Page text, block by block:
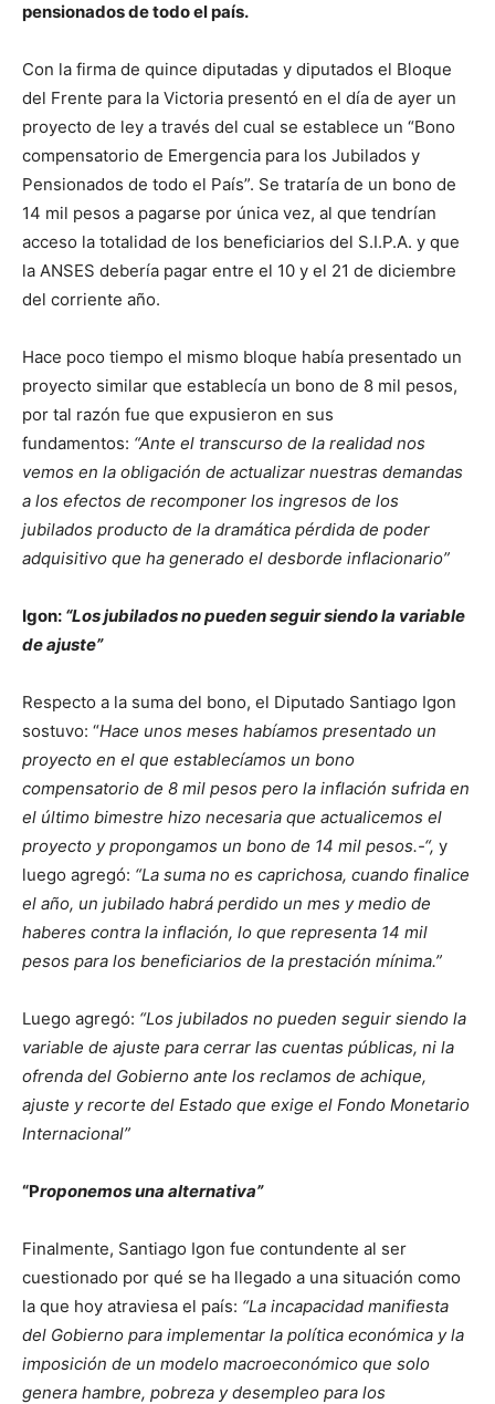
pensionados de todo el país.
Con la firma de quince diputadas y diputados el Bloque
del Frente para la Victoria presentó en el día de ayer un
proyecto de ley a través del cual se establece un “Bono
compensatorio de Emergencia para los Jubilados y
Pensionados de todo el País”. Se trataría de un bono de
14 mil pesos a pagarse por única vez, al que tendrían
acceso la totalidad de los beneficiarios del S.I.P.A. y que
la ANSES debería pagar entre el 10 y el 21 de diciembre
del corriente año.
Hace poco tiempo el mismo bloque había presentado un
proyecto similar que establecía un bono de 8 mil pesos,
por tal razón fue que expusieron en sus
fundamentos: “Ante el transcurso de la realidad nos
vemos en la obligación de actualizar nuestras demandas
a los efectos de recomponer los ingresos de los
jubilados producto de la dramática pérdida de poder
adquisitivo que ha generado el desborde inflacionario”
Igon: “Los jubilados no pueden seguir siendo la variable
de ajuste”
Respecto a la suma del bono, el Diputado Santiago Igon
sostuvo: “Hace unos meses habíamos presentado un
proyecto en el que establecíamos un bono
compensatorio de 8 mil pesos pero la inflación sufrida en
el último bimestre hizo necesaria que actualicemos el
proyecto y propongamos un bono de 14 mil pesos.-“, y
luego agregó: “La suma no es caprichosa, cuando finalice
el año, un jubilado habrá perdido un mes y medio de
haberes contra la inflación, lo que representa 14 mil
pesos para los beneficiarios de la prestación mínima.”
Luego agregó: “Los jubilados no pueden seguir siendo la
variable de ajuste para cerrar las cuentas públicas, ni la
ofrenda del Gobierno ante los reclamos de achique,
ajuste y recorte del Estado que exige el Fondo Monetario
Internacional”
“Proponemos una alternativa”
Finalmente, Santiago Igon fue contundente al ser
cuestionado por qué se ha llegado a una situación como
la que hoy atraviesa el país: “La incapacidad manifiesta
del Gobierno para implementar la política económica y la
imposición de un modelo macroeconómico que solo
genera hambre, pobreza y desempleo para los